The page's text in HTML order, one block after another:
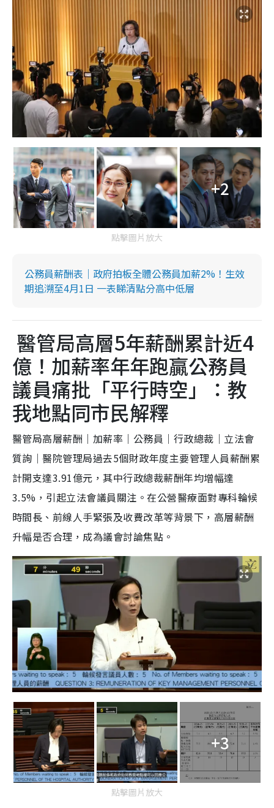
+2
點擊圖片放大
公務員薪酬表｜政府拍板全體公務員加薪2%！生效
期追溯至4月1日 一表睇清點分高中低層
醫管局高層5年薪酬累計近4
億！加薪率年年跑贏公務員
議員痛批「平行時空」：教
我地點同市民解釋
醫管局高層薪酬｜加薪率｜公務員｜行政總裁｜立法會
質詢｜醫院管理局過去5個財政年度主要管理人員薪酬累
計開支達3.91億元，其中行政總裁薪酬年均增幅達
3.5%，引起立法會議員關注。在公營醫療面對專科輪候
時間長、前線人手緊張及收費改革等背景下，高層薪酬
升幅是否合理，成為議會討論焦點。
+3
點擊圖片放大